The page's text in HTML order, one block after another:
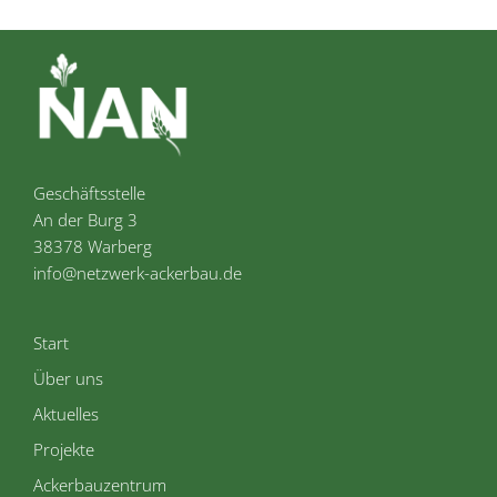
Geschäftsstelle
An der Burg 3
38378 Warberg
info@netzwerk-ackerbau.de
Start
Über uns
Aktuelles
Projekte
Ackerbauzentrum